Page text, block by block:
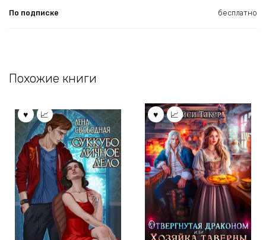
По подписке бесплатно
Похожие книги